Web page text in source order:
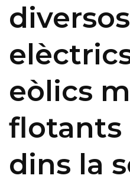
eòlics
flotants
dins la